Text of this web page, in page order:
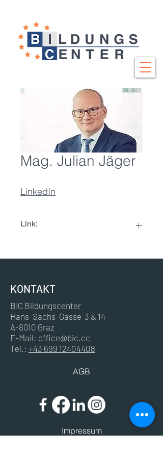
Mag. Julian Jäger
LinkedIn
Link:
KONTAKT
BIC Bildungscenter
Hans-Sachs-Gasse 3 & 14
A-8010 Graz
E-Mail: office@bic.cc
Tel.: +43 699 12404408
AGB
Impressum